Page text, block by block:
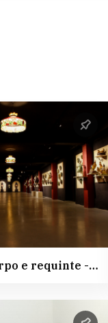
Frescura, corpo e requinte - Aliança Vinhos de Portugal